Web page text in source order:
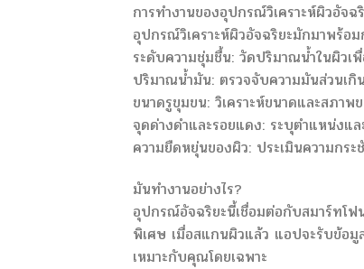
การทำงานของอุปกรณ์วิเคราะห์ผิวอัจฉ
อุปกรณ์วิเคราะห์ผิวอัจฉริยะมักมาพร้อม
ระดับความชุ่มชื้น: วัดปริมาณน้ำในผิวเ
ปริมาณน้ำมัน: ตรวจจับความมันส่วนเกิ
ขนาดรูขุมขน: วิเคราะห์ขนาดและสภา
จุดด่างดำและรอยแดง: ระบุตำแหน่งแ
ความยืดหยุ่นของผิว: ประเมินความก
มันทำงานอย่างไร?
อุปกรณ์อัจฉริยะนี้เชื่อมต่อกับสมาร์ทโ
พิเศษ เมื่อสแกนผิวแล้ว แอปจะรับข้อ
เหมาะกับคุณโดยเฉพาะ